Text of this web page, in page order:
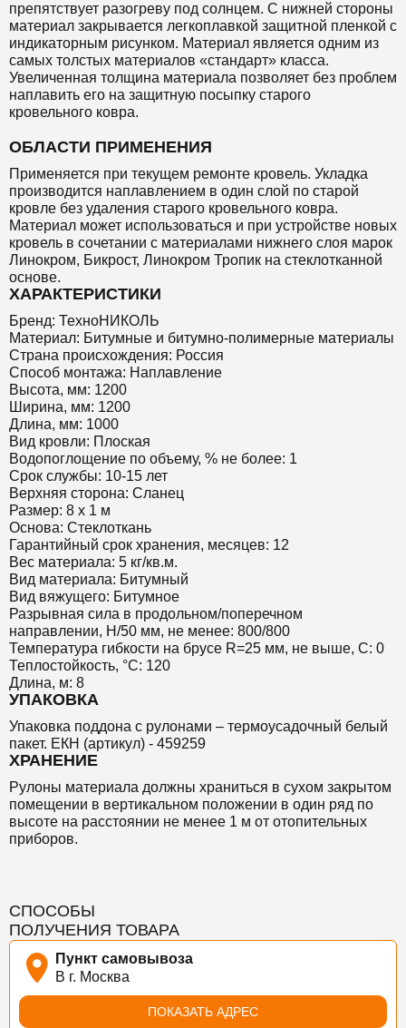
препятствует разогреву под солнцем. С нижней стороны
материал закрывается легкоплавкой защитной пленкой с
индикаторным рисунком. Материал является одним из
самых толстых материалов «стандарт» класса.
Увеличенная толщина материала позволяет без проблем
наплавить его на защитную посыпку старого
кровельного ковра.
ОБЛАСТИ ПРИМЕНЕНИЯ
Применяется при текущем ремонте кровель. Укладка
производится наплавлением в один слой по старой
кровле без удаления старого кровельного ковра.
Материал может использоваться и при устройстве новых
кровель в сочетании с материалами нижнего слоя марок
Линокром, Бикрост, Линокром Тропик на стеклотканной
основе.
ХАРАКТЕРИСТИКИ
Бренд: ТехноНИКОЛЬ
Материал: Битумные и битумно-полимерные материалы
Страна происхождения: Россия
Способ монтажа: Наплавление
Высота, мм: 1200
Ширина, мм: 1200
Длина, мм: 1000
Вид кровли: Плоская
Водопоглощение по объему, % не более: 1
Срок службы: 10-15 лет
Верхняя сторона: Сланец
Размер: 8 х 1 м
Основа: Стеклоткань
Гарантийный срок хранения, месяцев: 12
Вес материала: 5 кг/кв.м.
Вид материала: Битумный
Вид вяжущего: Битумное
Разрывная сила в продольном/поперечном
направлении, Н/50 мм, не менее: 800/800
Температура гибкости на брусе R=25 мм, не выше, С: 0
Теплостойкость, °С: 120
Длина, м: 8
УПАКОВКА
Упаковка поддона с рулонами – термоусадочный белый
пакет. ЕКН (артикул) - 459259
ХРАНЕНИЕ
Рулоны материала должны храниться в сухом закрытом
помещении в вертикальном положении в один ряд по
высоте на расстоянии не менее 1 м от отопительных
приборов.
СПОСОБЫ
ПОЛУЧЕНИЯ ТОВАРА
Пункт самовывоза
В г. Москва
ПОКАЗАТЬ АДРЕС